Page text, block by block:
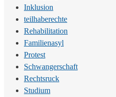
Inklusion
teilhaberechte
Rehabilitation
Familienasyl
Protest
Schwangerschaft
Rechtsruck
Studium